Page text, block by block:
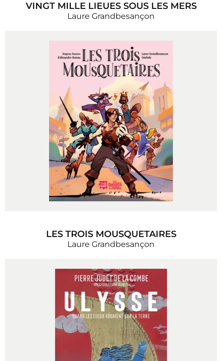
VINGT MILLE LIEUES SOUS LES MERS
Laure Grandbesançon
LES TROIS MOUSQUETAIRES
Laure Grandbesançon